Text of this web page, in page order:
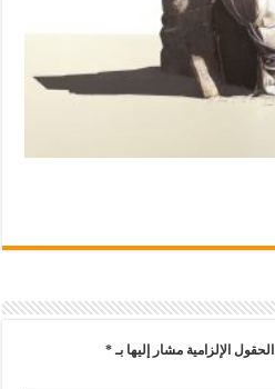
الحقول الإلزامية مشار إليها بـ*